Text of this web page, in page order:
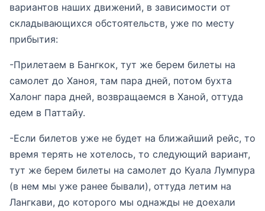
вариантов наших движений, в зависимости от
складывающихся обстоятельств, уже по месту
прибытия:
-Прилетаем в Бангкок, тут же берем билеты на
самолет до Ханоя, там пара дней, потом бухта
Халонг пара дней, возвращаемся в Ханой, оттуда
едем в Паттайу.
-Если билетов уже не будет на ближайший рейс, то
время терять не хотелось, то следующий вариант,
тут же берем билеты на самолет до Куала Лумпура
(в нем мы уже ранее бывали), оттуда летим на
Лангкави, до которого мы однажды не доехали